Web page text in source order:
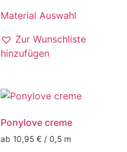
Material Auswahl
Zur Wunschliste
hinzufügen
Ponylove creme
ab 10,95 € / 0,5 m